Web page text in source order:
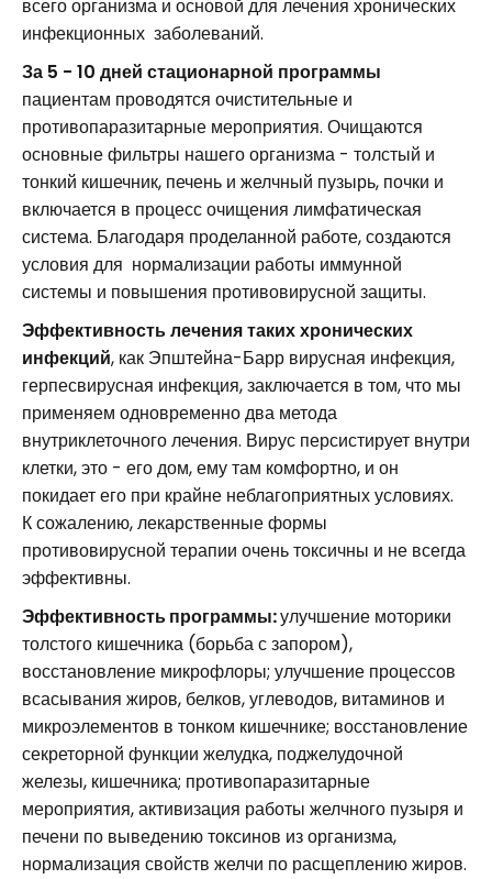
всего организма и основой для лечения хронических
инфекционных заболеваний.
За 5 - 10 дней стационарной программы
пациентам проводятся очистительные и
противопаразитарные мероприятия. Очищаются
основные фильтры нашего организма - толстый и
тонкий кишечник, печень и желчный пузырь, почки и
включается в процесс очищения лимфатическая
система. Благодаря проделанной работе, создаются
условия для нормализации работы иммунной
системы и повышения противовирусной защиты.
Эффективность лечения таких хронических
инфекций, как Эпштейна-Барр вирусная инфекция,
герпесвирусная инфекция, заключается в том, что мы
применяем одновременно два метода
внутриклеточного лечения. Вирус персистирует внутри
клетки, это - его дом, ему там комфортно, и он
покидает его при крайне неблагоприятных условиях.
К сожалению, лекарственные формы
противовирусной терапии очень токсичны и не всегда
эффективны.
Эффективность программы:улучшение моторики
толстого кишечника (борьба с запором),
восстановление микрофлоры; улучшение процессов
всасывания жиров, белков, углеводов, витаминов и
микроэлементов в тонком кишечнике; восстановление
секреторной функции желудка, поджелудочной
железы, кишечника; противопаразитарные
мероприятия, активизация работы желчного пузыря и
печени по выведению токсинов из организма,
нормализация свойств желчи по расщеплению жиров.